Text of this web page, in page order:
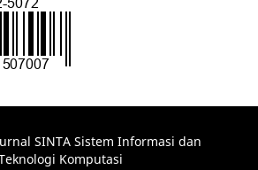
SINTA Sistem Informasi dan
Komputasi